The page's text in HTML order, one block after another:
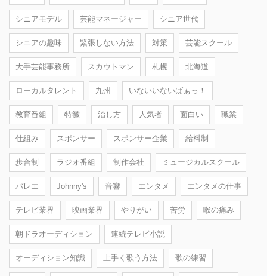
シニアモデル 芸能マネージャー シニア世代
シニアの趣味 緊張しない方法 対策 芸能スクール
大手芸能事務所 スカウトマン 札幌 北海道
ローカルタレント 九州 いないいないばぁっ！
教育番組 特徴 治し方 人気者 面白い 職業
仕組み スポンサー スポンサー企業 給料制
歩合制 ラジオ番組 制作会社 ミュージカルスクール
バレエ Johnny's 音響 エンタメ エンタメの仕事
テレビ業界 映画業界 やりがい 苦労 喉の痛み
朝ドラオーディション 連続テレビ小説
オーディション知識 上手く歌う方法 歌の練習